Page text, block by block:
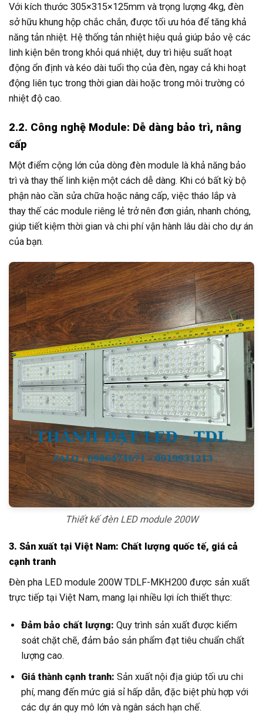
Với kích thước 305×315×125mm và trọng lượng 4kg, đèn
sở hữu khung hộp chắc chắn, được tối ưu hóa để tăng khả
năng tản nhiệt. Hệ thống tản nhiệt hiệu quả giúp bảo vệ các
linh kiện bên trong khỏi quá nhiệt, duy trì hiệu suất hoạt
động ổn định và kéo dài tuổi thọ của đèn, ngay cả khi hoạt
động liên tục trong thời gian dài hoặc trong môi trường có
nhiệt độ cao.
2.2. Công nghệ Module: Dễ dàng bảo trì, nâng
cấp
Một điểm cộng lớn của dòng đèn module là khả năng bảo
trì và thay thế linh kiện một cách dễ dàng. Khi có bất kỳ bộ
phận nào cần sửa chữa hoặc nâng cấp, việc tháo lắp và
thay thế các module riêng lẻ trở nên đơn giản, nhanh chóng,
giúp tiết kiệm thời gian và chi phí vận hành lâu dài cho dự án
của bạn.
Thiết kế đèn LED module 200W
3. Sản xuất tại Việt Nam: Chất lượng quốc tế, giá cả
cạnh tranh
Đèn pha LED module 200W TDLF-MKH200 được sản xuất
trực tiếp tại Việt Nam, mang lại nhiều lợi ích thiết thực:
Đảm bảo chất lượng: Quy trình sản xuất được kiểm
soát chặt chẽ, đảm bảo sản phẩm đạt tiêu chuẩn chất
lượng cao.
Giá thành cạnh tranh: Sản xuất nội địa giúp tối ưu chi
phí, mang đến mức giá sỉ hấp dẫn, đặc biệt phù hợp với
các dự án quy mô lớn và ngân sách hạn chế.